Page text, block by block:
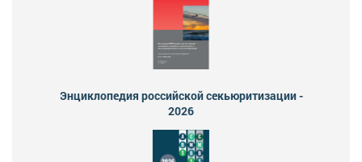
Энциклопедия российской секьюритизации -
2026